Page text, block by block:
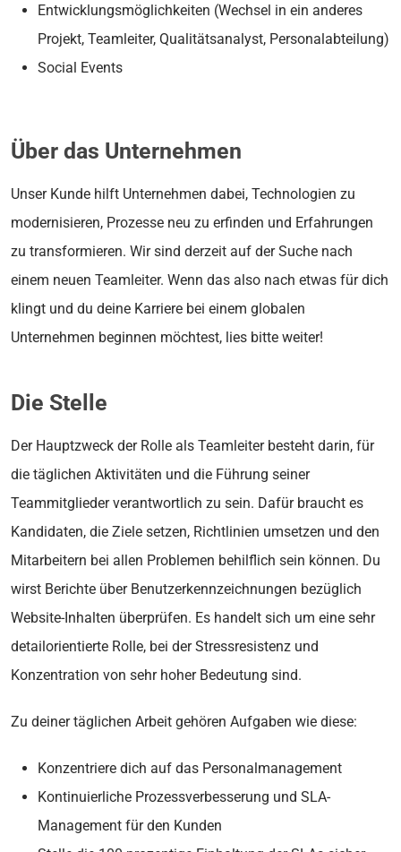
Entwicklungsmöglichkeiten (Wechsel in ein anderes
Projekt, Teamleiter, Qualitätsanalyst, Personalabteilung)
Social Events
Über das Unternehmen
Unser Kunde hilft Unternehmen dabei, Technologien zu
modernisieren, Prozesse neu zu erfinden und Erfahrungen
zu transformieren. Wir sind derzeit auf der Suche nach
einem neuen Teamleiter. Wenn das also nach etwas für dich
klingt und du deine Karriere bei einem globalen
Unternehmen beginnen möchtest, lies bitte weiter!
Die Stelle
Der Hauptzweck der Rolle als Teamleiter besteht darin, für
die täglichen Aktivitäten und die Führung seiner
Teammitglieder verantwortlich zu sein. Dafür braucht es
Kandidaten, die Ziele setzen, Richtlinien umsetzen und den
Mitarbeitern bei allen Problemen behilflich sein können. Du
wirst Berichte über Benutzerkennzeichnungen bezüglich
Website-Inhalten überprüfen. Es handelt sich um eine sehr
detailorientierte Rolle, bei der Stressresistenz und
Konzentration von sehr hoher Bedeutung sind.
Zu deiner täglichen Arbeit gehören Aufgaben wie diese:
Konzentriere dich auf das Personalmanagement
Kontinuierliche Prozessverbesserung und SLA-
Management für den Kunden